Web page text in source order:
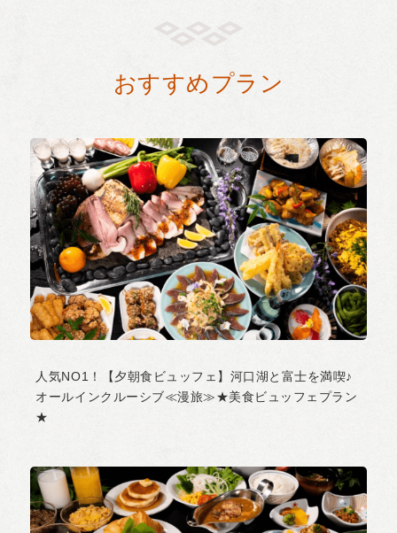
おすすめプラン
人気NO1！【夕朝食ビュッフェ】河口湖と富士を満喫♪
オールインクルーシブ≪漫旅≫★美食ビュッフェプラン
★